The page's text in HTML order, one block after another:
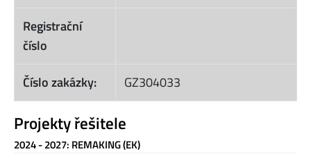
Registrační
číslo
Číslo zakázky:
GZ304033
Projekty řešitele
2024 - 2027: REMAKING (EK)